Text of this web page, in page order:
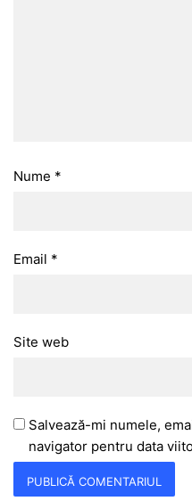
Nume *
Email *
Site web
Salvează-mi numele,
navigator pentru data